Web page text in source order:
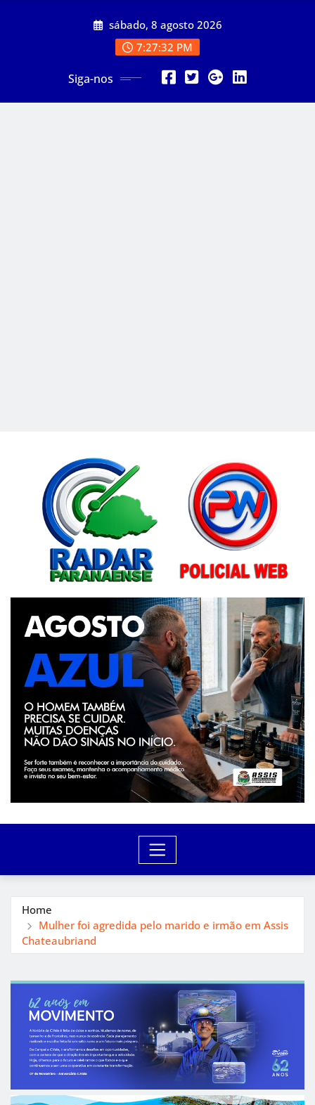
sábado, 8 agosto 2026
7:27:33 PM
Siga-nos
Home
Mulher foi agredida pelo marido e irmão em Assis
Chateaubriand